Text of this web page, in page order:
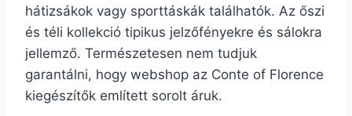
hátizsákok vagy sporttáskák találhatók. Az őszi
és téli kollekció tipikus jelzőfényekre és sálokra
jellemző. Természetesen nem tudjuk
garantálni, hogy webshop az Conte of Florence
kiegészítők említett sorolt áruk.